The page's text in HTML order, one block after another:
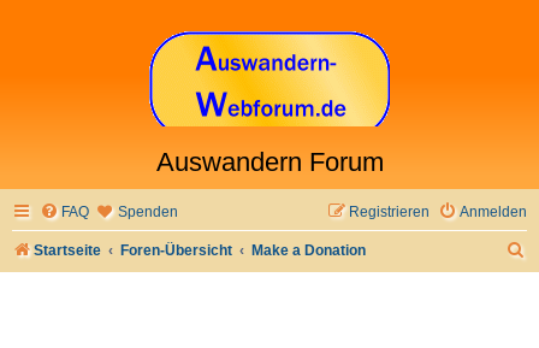
Auswandern Forum
FAQ Spenden Anmelden
Registrieren
Startseite Foren-Übersicht Make a Donation